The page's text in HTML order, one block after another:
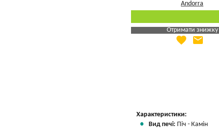
Отримати знижку
Яка Ваша ціна
favorite email
Характеристики:
Вид печі: Піч - Камін